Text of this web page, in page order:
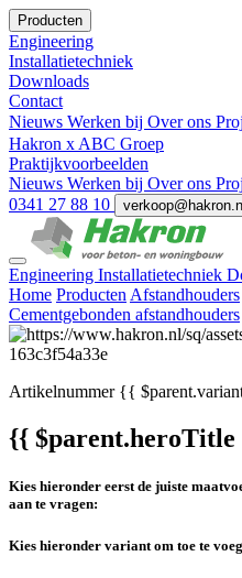
Producten
Engineering
Installatietechniek
Downloads
Contact
Nieuws Werken bij Over ons
Hakron x ABC Groep
Praktijkvoorbeelden
Nieuws Werken bij Over ons
0341 27 88 10
verkoop@hakron.nl
Engineering Installatietechniek
Home Producten Afstandhouders
Cementgebonden afstandhouders
Artikelnummer{{
{{ $parent.heroTitle
Kies hieronder eerst de juiste
aan te vragen:
Kies hieronder variant om toe te